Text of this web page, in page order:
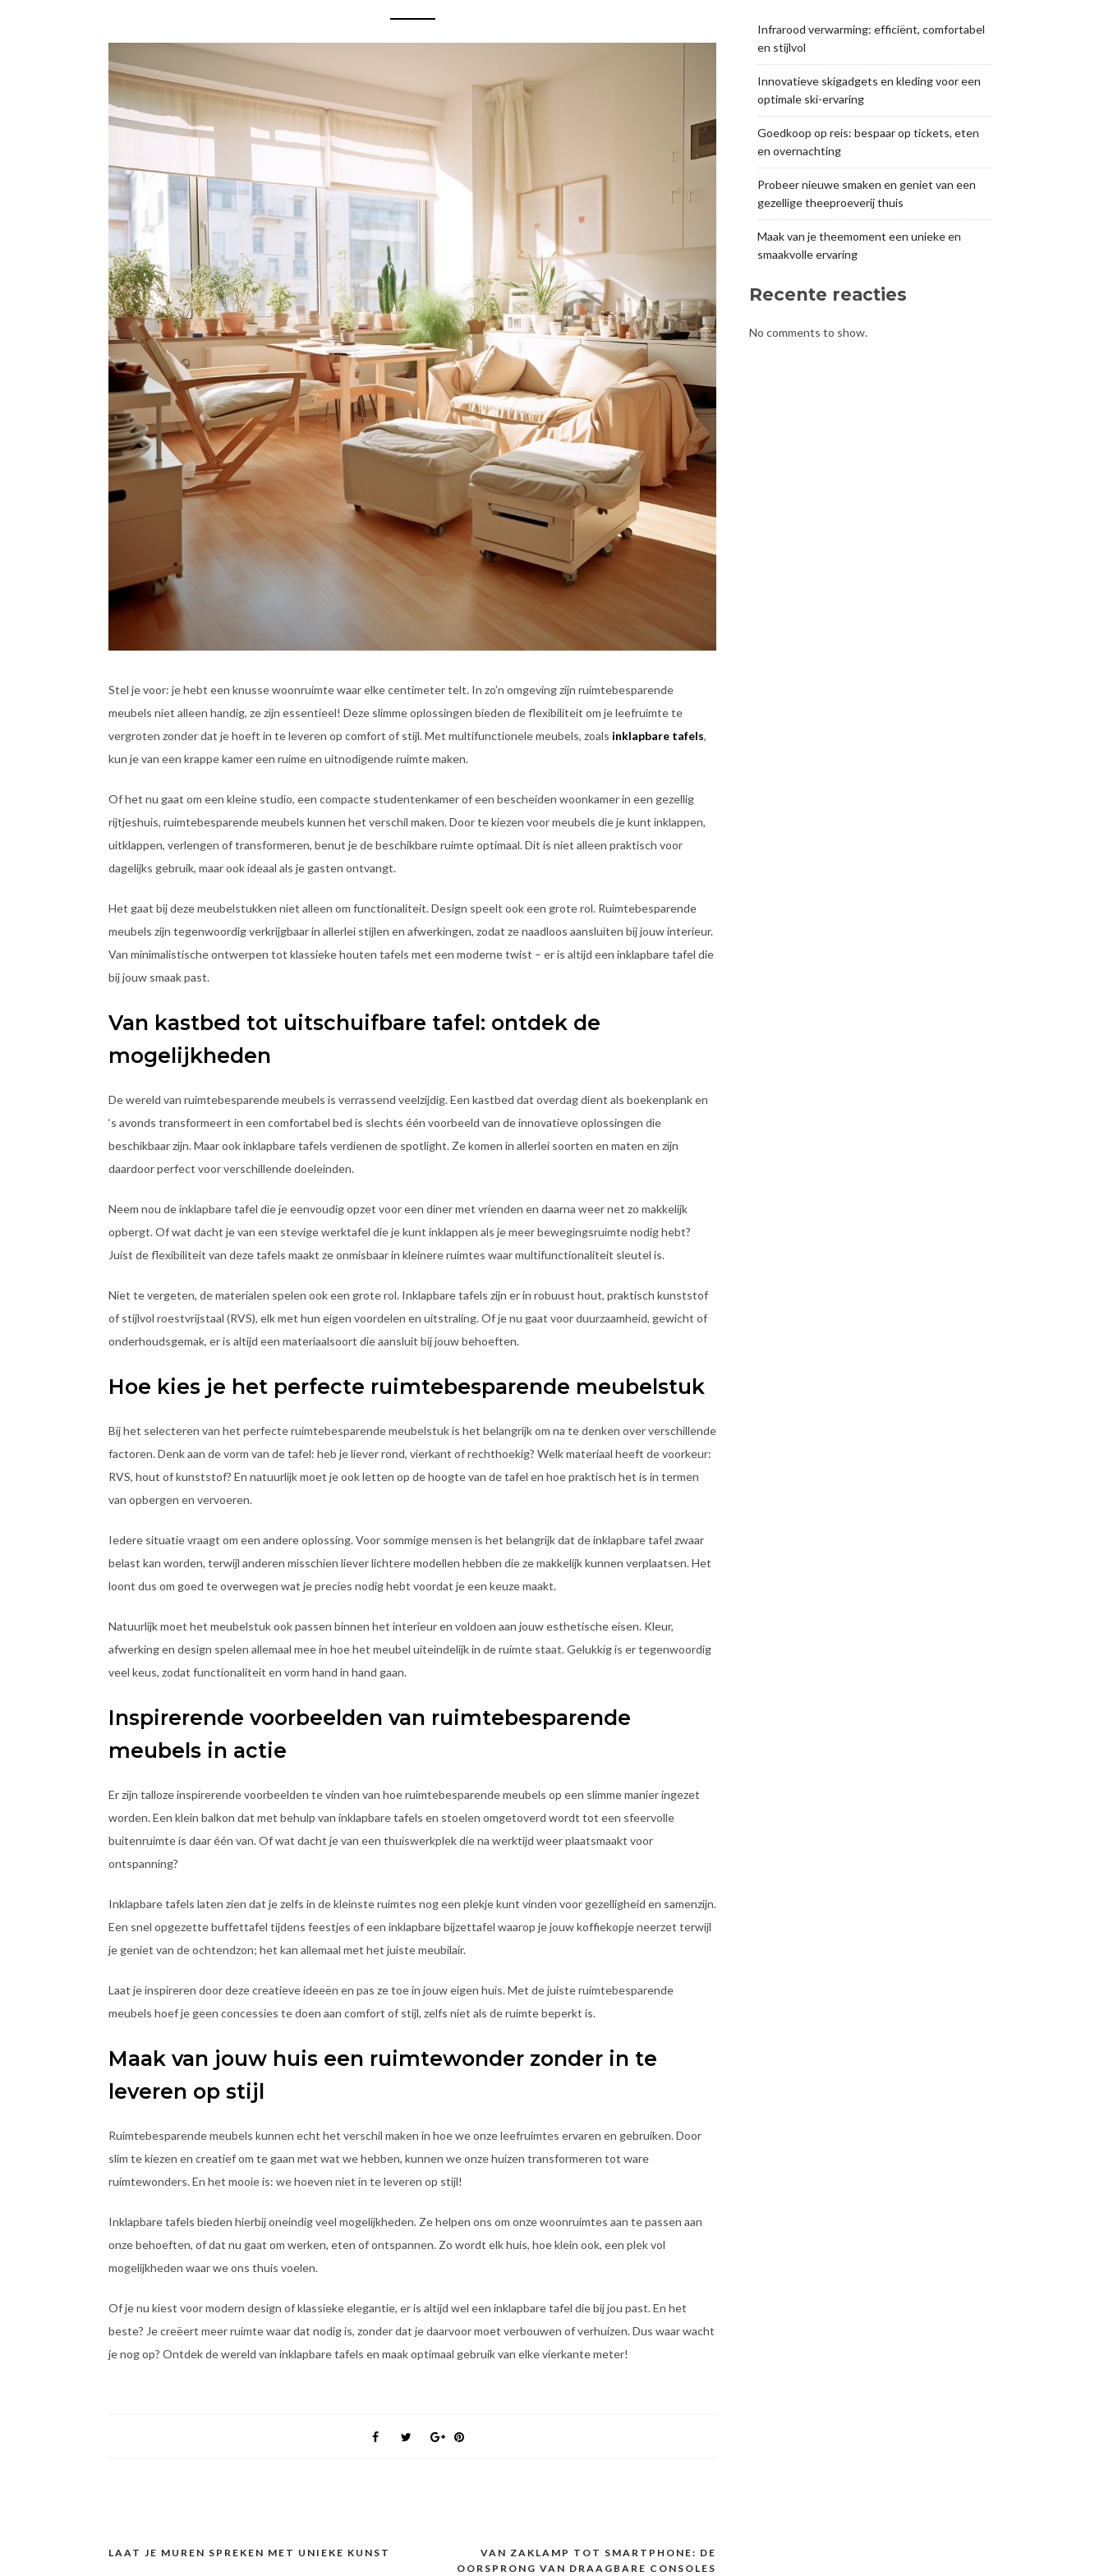
Stel je voor: je hebt een knusse woonruimte waar elke centimeter telt. In zo’n omgeving zijn ruimtebesparende
meubels niet alleen handig, ze zijn essentieel! Deze slimme oplossingen bieden de flexibiliteit om je leefruimte te
vergroten zonder dat je hoeft in te leveren op comfort of stijl. Met multifunctionele meubels, zoals inklapbare tafels,
kun je van een krappe kamer een ruime en uitnodigende ruimte maken.
Of het nu gaat om een kleine studio, een compacte studentenkamer of een bescheiden woonkamer in een gezellig
rijtjeshuis, ruimtebesparende meubels kunnen het verschil maken. Door te kiezen voor meubels die je kunt inklappen,
uitklappen, verlengen of transformeren, benut je de beschikbare ruimte optimaal. Dit is niet alleen praktisch voor
dagelijks gebruik, maar ook ideaal als je gasten ontvangt.
Het gaat bij deze meubelstukken niet alleen om functionaliteit. Design speelt ook een grote rol. Ruimtebesparende
meubels zijn tegenwoordig verkrijgbaar in allerlei stijlen en afwerkingen, zodat ze naadloos aansluiten bij jouw interieur.
Van minimalistische ontwerpen tot klassieke houten tafels met een moderne twist – er is altijd een inklapbare tafel die
bij jouw smaak past.
Van kastbed tot uitschuifbare tafel: ontdek de
mogelijkheden
De wereld van ruimtebesparende meubels is verrassend veelzijdig. Een kastbed dat overdag dient als boekenplank en
‘s avonds transformeert in een comfortabel bed is slechts één voorbeeld van de innovatieve oplossingen die
beschikbaar zijn. Maar ook inklapbare tafels verdienen de spotlight. Ze komen in allerlei soorten en maten en zijn
daardoor perfect voor verschillende doeleinden.
Neem nou de inklapbare tafel die je eenvoudig opzet voor een diner met vrienden en daarna weer net zo makkelijk
opbergt. Of wat dacht je van een stevige werktafel die je kunt inklappen als je meer bewegingsruimte nodig hebt?
Juist de flexibiliteit van deze tafels maakt ze onmisbaar in kleinere ruimtes waar multifunctionaliteit sleutel is.
Niet te vergeten, de materialen spelen ook een grote rol. Inklapbare tafels zijn er in robuust hout, praktisch kunststof
of stijlvol roestvrijstaal (RVS), elk met hun eigen voordelen en uitstraling. Of je nu gaat voor duurzaamheid, gewicht of
onderhoudsgemak, er is altijd een materiaalsoort die aansluit bij jouw behoeften.
Hoe kies je het perfecte ruimtebesparende meubelstuk
Bij het selecteren van het perfecte ruimtebesparende meubelstuk is het belangrijk om na te denken over verschillende
factoren. Denk aan de vorm van de tafel: heb je liever rond, vierkant of rechthoekig? Welk materiaal heeft de voorkeur:
RVS, hout of kunststof? En natuurlijk moet je ook letten op de hoogte van de tafel en hoe praktisch het is in termen
van opbergen en vervoeren.
Iedere situatie vraagt om een andere oplossing. Voor sommige mensen is het belangrijk dat de inklapbare tafel zwaar
belast kan worden, terwijl anderen misschien liever lichtere modellen hebben die ze makkelijk kunnen verplaatsen. Het
loont dus om goed te overwegen wat je precies nodig hebt voordat je een keuze maakt.
Natuurlijk moet het meubelstuk ook passen binnen het interieur en voldoen aan jouw esthetische eisen. Kleur,
afwerking en design spelen allemaal mee in hoe het meubel uiteindelijk in de ruimte staat. Gelukkig is er tegenwoordig
veel keus, zodat functionaliteit en vorm hand in hand gaan.
Inspirerende voorbeelden van ruimtebesparende
meubels in actie
Er zijn talloze inspirerende voorbeelden te vinden van hoe ruimtebesparende meubels op een slimme manier ingezet
worden. Een klein balkon dat met behulp van inklapbare tafels en stoelen omgetoverd wordt tot een sfeervolle
buitenruimte is daar één van. Of wat dacht je van een thuiswerkplek die na werktijd weer plaatsmaakt voor
ontspanning?
Inklapbare tafels laten zien dat je zelfs in de kleinste ruimtes nog een plekje kunt vinden voor gezelligheid en samenzijn.
Een snel opgezette buffettafel tijdens feestjes of een inklapbare bijzettafel waarop je jouw koffiekopje neerzet terwijl
je geniet van de ochtendzon; het kan allemaal met het juiste meubilair.
Laat je inspireren door deze creatieve ideeën en pas ze toe in jouw eigen huis. Met de juiste ruimtebesparende
meubels hoef je geen concessies te doen aan comfort of stijl, zelfs niet als de ruimte beperkt is.
Maak van jouw huis een ruimtewonder zonder in te
leveren op stijl
Ruimtebesparende meubels kunnen echt het verschil maken in hoe we onze leefruimtes ervaren en gebruiken. Door
slim te kiezen en creatief om te gaan met wat we hebben, kunnen we onze huizen transformeren tot ware
ruimtewonders. En het mooie is: we hoeven niet in te leveren op stijl!
Inklapbare tafels bieden hierbij oneindig veel mogelijkheden. Ze helpen ons om onze woonruimtes aan te passen aan
onze behoeften, of dat nu gaat om werken, eten of ontspannen. Zo wordt elk huis, hoe klein ook, een plek vol
mogelijkheden waar we ons thuis voelen.
Of je nu kiest voor modern design of klassieke elegantie, er is altijd wel een inklapbare tafel die bij jou past. En het
beste? Je creëert meer ruimte waar dat nodig is, zonder dat je daarvoor moet verbouwen of verhuizen. Dus waar wacht
je nog op? Ontdek de wereld van inklapbare tafels en maak optimaal gebruik van elke vierkante meter!
Post
LAAT JE MUREN SPREKEN MET UNIEKE KUNST
VAN ZAKLAMP TOT SMARTPHONE: DE
OORSPRONG VAN DRAAGBARE CONSOLES
Infrarood verwarming: efficiënt, comfortabel
en stijlvol
Innovatieve skigadgets en kleding voor een
optimale ski-ervaring
Goedkoop op reis: bespaar op tickets, eten
en overnachting
Probeer nieuwe smaken en geniet van een
gezellige theeproeverij thuis
Maak van je theemoment een unieke en
smaakvolle ervaring
Recente reacties
No comments to show.